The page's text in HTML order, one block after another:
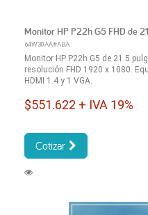
Monitor HP P22h G5 FHD de
64W30AA#ABA
Monitor HP P22h G5 de 21.5
resolución FHD 1920 x 1080.
HDMI 1.4 y 1 VGA.
$551.622 + IVA 19%
Cotizar